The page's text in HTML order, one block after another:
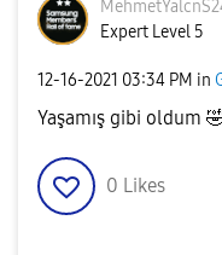
Expert Level 5
‎12-16-2021 03:34 PM in
Yaşamış gibi oldum
0 Likes